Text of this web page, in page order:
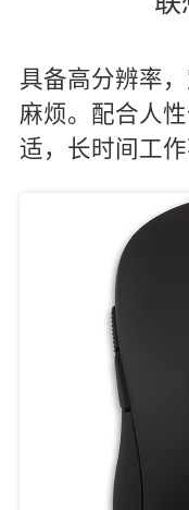
具备高分辨率
麻烦。配合人
适，长时间工作